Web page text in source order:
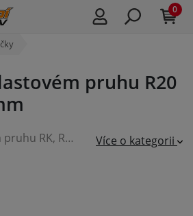
0
pruhu R20
Hřebíky v plastovém pruhu RK, RB, R20, KB - 21°. Hřebíky
Více o kategorii